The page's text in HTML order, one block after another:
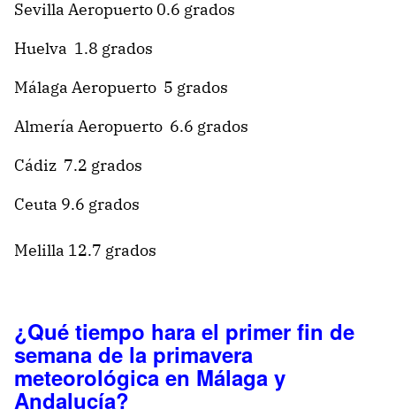
Sevilla Aeropuerto 0.6 grados
Huelva 1.8 grados
Málaga Aeropuerto 5 grados
Almería Aeropuerto 6.6 grados
Cádiz 7.2 grados
Ceuta 9.6 grados
Melilla 12.7 grados
¿Qué tiempo hara el primer fin de
semana de la primavera
meteorológica en Málaga y
Andalucía?